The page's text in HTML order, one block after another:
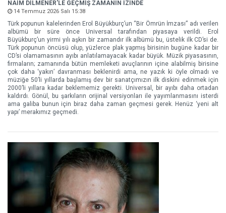
NAİM DİLMENER'LE GEÇMİŞ ZAMANIN İZİNDE
14 Temmuz 2026 Salı 15:38
Türk popunun kalelerinden Erol Büyükburç’un “Bir Ömrün İmzası” adı verilen
albümü bir süre önce Universal tarafından piyasaya verildi. Erol
Büyükburç’un yirmi yılı aşkın bir zamandır ilk albümü bu, üstelik ilk CD’si de.
Türk popunun öncüsü olup, yüzlerce plak yapmış birisinin bugüne kadar bir
CD’si olamamasının ayıbı anlatılamayacak kadar büyük. Müzik piyasasının,
firmaların; zamanında bütün memleketi avuçlarının içine alabilmiş birisine
çok daha ‘yakın’ davranması beklenirdi ama, ne yazık ki öyle olmadı ve
müziğe 50’li yıllarda başlamış dev bir sanatçımızın ilk diskini edinmek için
2000’li yıllara kadar beklememiz gerekti. Universal, bir ayıbı daha ortadan
kaldırdı. Gönül, bu şarkıların orijinal versiyonları ile yayımlanmasını isterdi
ama galiba bunun için biraz daha zaman geçmesi gerek. Henüz ‘yeni alt
yapı’ merakımız geçmedi.